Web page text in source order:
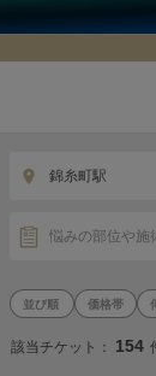
錦糸町駅
悩みの部位や施
価格帯
該当チケット： 154